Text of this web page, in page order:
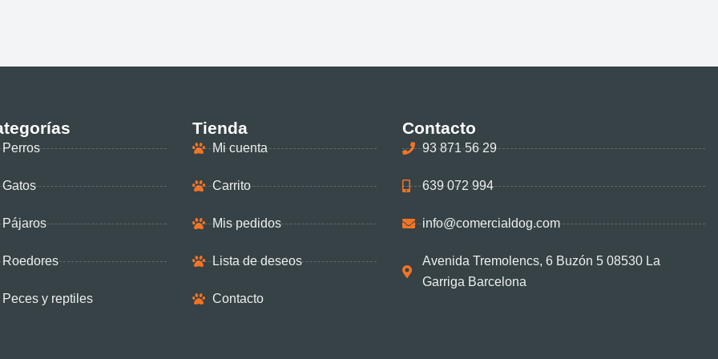
Perros
Gatos
Pájaros
Roedores
Peces y reptiles
Tienda
Mi cuenta
Carrito
Mis pedidos
Lista de deseos
Contacto
Contacto
93 871 56 29
639 072 994
info@comercialdog.com
Avenida Tremolencs, 6 Buzón 5 08530 La
Garriga Barcelona